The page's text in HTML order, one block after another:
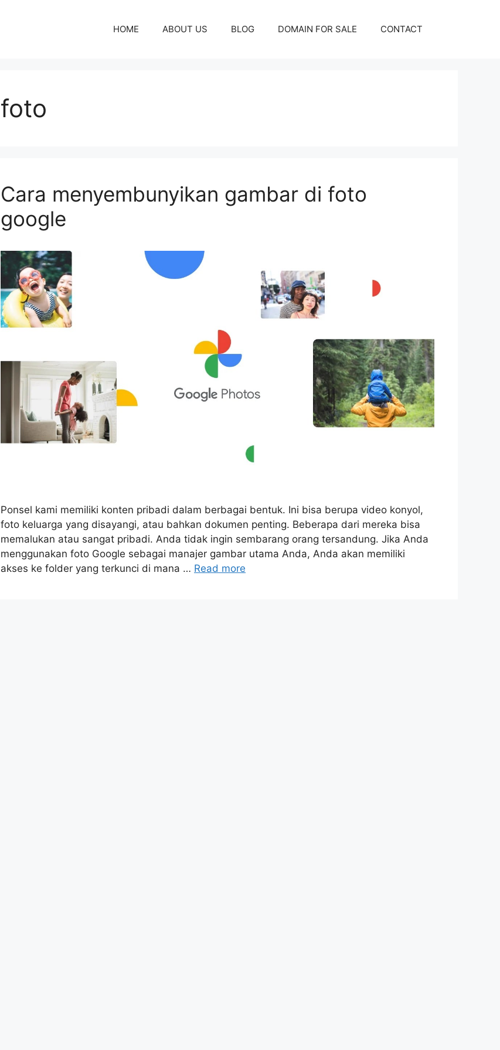
HOME ABOUT US BLOG DOMAIN FOR SALE CONTACT
foto
Cara menyembunyikan gambar di foto
google
Ponsel kami memiliki konten pribadi dalam berbagai bentuk. Ini bisa berupa video konyol,
foto keluarga yang disayangi, atau bahkan dokumen penting. Beberapa dari mereka bisa
memalukan atau sangat pribadi. Anda tidak ingin sembarang orang tersandung. Jika Anda
menggunakan foto Google sebagai manajer gambar utama Anda, Anda akan memiliki
akses ke folder yang terkunci di mana … Read more